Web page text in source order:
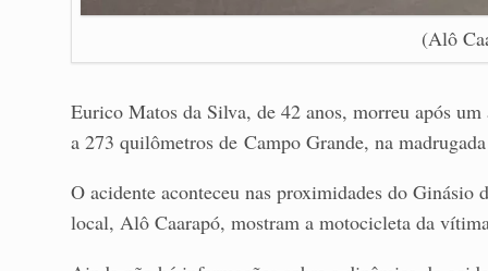
(Alô
Eurico Matos da Silva, de 42 anos, morreu após
a 273 quilômetros de Campo Grande, na
O acidente aconteceu nas proximidades do
local, Alô Caarapó, mostram a motocicleta da